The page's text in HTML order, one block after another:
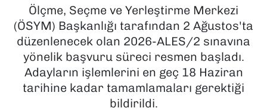
Ölçme, Seçme ve Yerleştirme Merkezi
(ÖSYM) Başkanlığı tarafından 2 Ağustos'ta
düzenlenecek olan 2026-ALES/2 sınavına
yönelik başvuru süreci resmen başladı.
Adayların işlemlerini en geç 18 Haziran
tarihine kadar tamamlamaları gerektiği
bildirildi.
KÜLTÜR SANAT
MAGAZİN
POLİTİKA
Son Dakika Haberleri
Haber Arşivi